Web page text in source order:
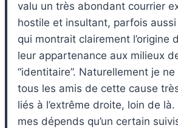
valu un très abondant courrier
hostile et insultant, parfois
qui montrait clairement l’origine
leur appartenance aux milieux
“identitaire”. Naturellement je
tous les amis de cette cause
liés à l’extrême droite, loin de là.
mes dépends qu’un certain